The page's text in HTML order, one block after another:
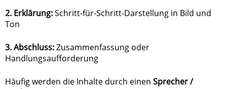
2. Erklärung:Schritt-für-Schritt-Darstellung in Bild und
Ton
3. Abschluss:Zusammenfassung oder
Handlungsaufforderung
Häufig werden die Inhalte durch einen Sprecher /